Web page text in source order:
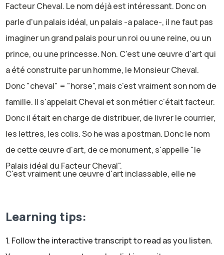
Facteur Cheval. Le nom déjà est intéressant. Donc on
parle d'un palais idéal, un palais -a palace-, il ne faut pas
imaginer un grand palais pour un roi ou une reine, ou un
prince, ou une princesse. Non. C'est une œuvre d'art qui
a été construite par un homme, le Monsieur Cheval.
Donc "cheval" = "horse", mais c'est vraiment son nom de
famille. Il s'appelait Cheval et son métier c'était facteur.
Donc il était en charge de distribuer, de livrer le courrier,
les lettres, les colis. So he was a postman. Donc le nom
de cette œuvre d'art, de ce monument, s'appelle "le
Palais idéal du Facteur Cheval".
C'est vraiment une œuvre d'art inclassable, elle ne
photos parce que c'est très difficile de simplement
décrire à l'oral. Donc regardez sur internet des photos
Learning tips:
1. Follow the interactive transcript to read as you listen.